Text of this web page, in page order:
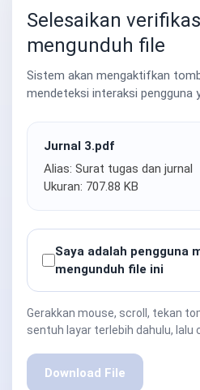
Selesaikan
mengunduh file
Sistem akan mengaktifkan
mendeteksi interaksi pengguna
Jurnal 3.pdf
Alias: Surat tugas dan jurnal
Ukuran: 707.88 KB
Saya adalah pengguna
mengunduh file ini
Gerakkan mouse, scroll, tekan
sentuh layar terlebih dahulu, lalu
Download File